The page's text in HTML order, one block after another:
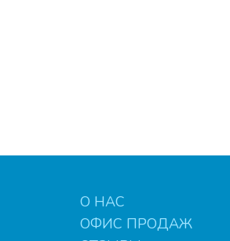
О НАС
ОФИС ПРОДАЖ